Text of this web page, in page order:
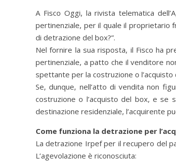
A Fisco Oggi, la rivista telematica
pertinenziale, per il quale il proprietario
di detrazione del box?”.
Nel fornire la sua risposta, il Fisco ha
pertinenziale, a patto che il venditore
spettante per la costruzione o l’acquisto
Se, dunque, nell’atto di vendita non
costruzione o l’acquisto del box, e se
destinazione residenziale, l’acquirente
Come funziona la detrazione per
La detrazione Irpef per il recupero del
L’agevolazione è riconosciuta: